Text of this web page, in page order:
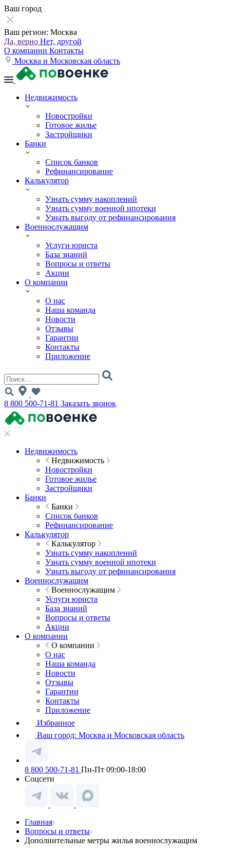
Ваш город
Ваш регион: Москва
Да, верно Нет, другой
О компании Контакты
Москва и Московская область
Недвижимость
Новостройки
Готовое жилье
Застройщики
Банки
Список банков
Рефинансирование
Калькулятор
Узнать сумму накоплений
Узнать сумму военной ипотеки
Узнать выгоду от рефинансирования
Военнослужащим
Услуги юриста
База знаний
Вопросы и ответы
Акции
О компании
О нас
Наша команда
Новости
Отзывы
Гарантии
Контакты
Приложение
8 800 500-71-81 Заказать звонок
Недвижимость
Недвижимость
Новостройки
Готовое жилье
Застройщики
Банки
Банки
Список банков
Рефинансирование
Калькулятор
Калькулятор
Узнать сумму накоплений
Узнать сумму военной ипотеки
Узнать выгоду от рефинансирования
Военнослужащим
Военнослужащим
Услуги юриста
База знаний
Вопросы и ответы
Акции
О компании
О компании
О нас
Наша команда
Новости
Отзывы
Гарантии
Контакты
Приложение
Избранное
Ваш город: Москва и Московская область
8 800 500-71-81 Пн-Пт 09:00-18:00
Соцсети
Главная
Вопросы и ответы
Дополнительные метры жилья военнослужащим